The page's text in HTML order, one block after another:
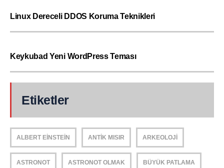
Linux Dereceli DDOS Koruma Teknikleri
Keykubad Yeni WordPress Teması
Etiketler
ALBERT EINSTEIN ANTIK MISIR ARKEOLOJI
ASTRONOT ASTRONOT OLMAK BÜYÜK PATLAMA